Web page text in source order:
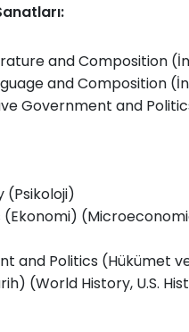
and Composition
and Composition
Government and
(Psikoloji)
(Ekonomi)
and Politics (Hükümet
(World History, U.S.